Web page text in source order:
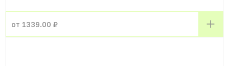
от 1339.00 ₽